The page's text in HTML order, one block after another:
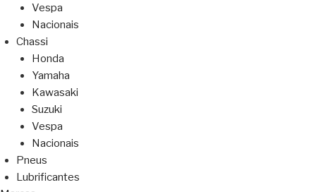
Vespa
Nacionais
Chassi
Honda
Yamaha
Kawasaki
Suzuki
Vespa
Nacionais
Pneus
Lubrificantes